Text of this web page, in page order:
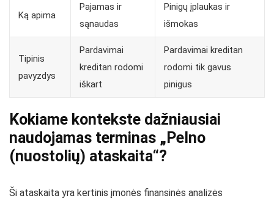
Ką apima
Pajamas ir
sąnaudas
Pinigų įplaukas ir
išmokas
Tipinis
pavyzdys
Pardavimai
kreditan rodomi
iškart
Pardavimai kreditan
rodomi tik gavus
pinigus
Kokiame kontekste dažniausiai
naudojamas terminas „Pelno
(nuostolių) ataskaita“?
Ši ataskaita yra kertinis įmonės finansinės analizės